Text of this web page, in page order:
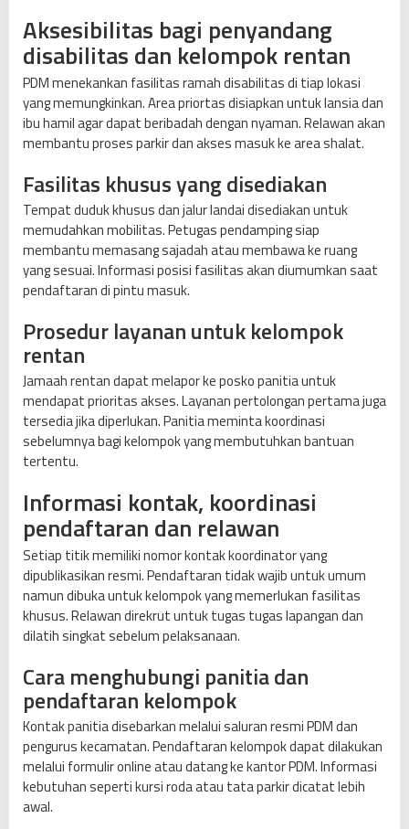
Aksesibilitas bagi penyandang
disabilitas dan kelompok rentan
PDM menekankan fasilitas ramah disabilitas di tiap lokasi
yang memungkinkan. Area priortas disiapkan untuk lansia dan
ibu hamil agar dapat beribadah dengan nyaman. Relawan akan
membantu proses parkir dan akses masuk ke area shalat.
Fasilitas khusus yang disediakan
Tempat duduk khusus dan jalur landai disediakan untuk
memudahkan mobilitas. Petugas pendamping siap
membantu memasang sajadah atau membawa ke ruang
yang sesuai. Informasi posisi fasilitas akan diumumkan saat
pendaftaran di pintu masuk.
Prosedur layanan untuk kelompok
rentan
Jamaah rentan dapat melapor ke posko panitia untuk
mendapat prioritas akses. Layanan pertolongan pertama juga
tersedia jika diperlukan. Panitia meminta koordinasi
sebelumnya bagi kelompok yang membutuhkan bantuan
tertentu.
Informasi kontak, koordinasi
pendaftaran dan relawan
Setiap titik memiliki nomor kontak koordinator yang
dipublikasikan resmi. Pendaftaran tidak wajib untuk umum
namun dibuka untuk kelompok yang memerlukan fasilitas
khusus. Relawan direkrut untuk tugas tugas lapangan dan
dilatih singkat sebelum pelaksanaan.
Cara menghubungi panitia dan
pendaftaran kelompok
Kontak panitia disebarkan melalui saluran resmi PDM dan
pengurus kecamatan. Pendaftaran kelompok dapat dilakukan
melalui formulir online atau datang ke kantor PDM. Informasi
kebutuhan seperti kursi roda atau tata parkir dicatat lebih
awal.